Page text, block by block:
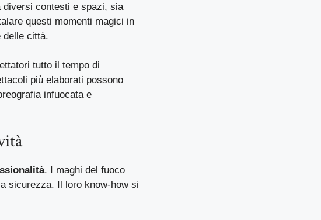
diversi contesti e spazi, sia
questi momenti magici in
delle città.
tutto il tempo di
più elaborati possono
infuocata e
. I maghi del fuoco
sicurezza. Il loro know-how si